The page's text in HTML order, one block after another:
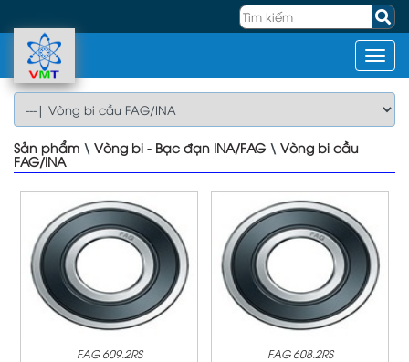
Sản phẩm \ Vòng bi - Bạc đạn INA/FAG \ Vòng bi cầu
FAG/INA
FAG 609.2RS FAG 608.2RS